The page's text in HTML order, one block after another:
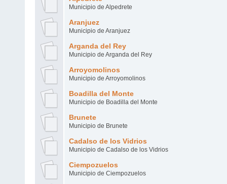
Municipio de Alpedrete
Aranjuez
Municipio de Aranjuez
Arganda del Rey
Municipio de Arganda del Rey
Arroyomolinos
Municipio de Arroyomolinos
Boadilla del Monte
Municipio de Boadilla del Monte
Brunete
Municipio de Brunete
Cadalso de los Vidrios
Municipio de Cadalso de los Vidrios
Ciempozuelos
Municipio de Ciempozuelos